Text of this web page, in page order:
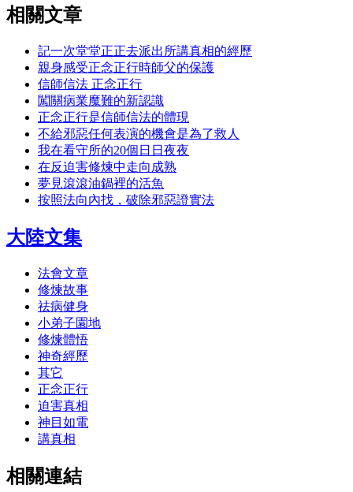
相關文章
記一次堂堂正正去派出所講真相的經歷
親身感受正念正行時師父的保護
信師信法 正念正行
闖關病業魔難的新認識
正念正行是信師信法的體現
不給邪惡任何表演的機會是為了救人
我在看守所的20個日日夜夜
在反迫害修煉中走向成熟
夢見滾滾油鍋裡的活魚
按照法向內找，破除邪惡證實法
大陸文集
法會文章
修煉故事
祛病健身
小弟子園地
修煉體悟
神奇經歷
其它
正念正行
迫害真相
神目如電
講真相
相關連結